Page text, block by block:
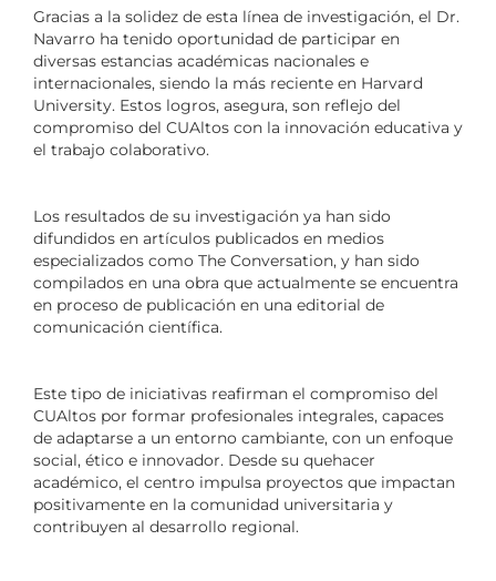
Gracias a la solidez de esta línea de investigación, el Dr.
Navarro ha tenido oportunidad de participar en
diversas estancias académicas nacionales e
internacionales, siendo la más reciente en Harvard
University. Estos logros, asegura, son reflejo del
compromiso del CUAltos con la innovación educativa y
el trabajo colaborativo.
Los resultados de su investigación ya han sido
difundidos en artículos publicados en medios
especializados como The Conversation, y han sido
compilados en una obra que actualmente se encuentra
en proceso de publicación en una editorial de
comunicación científica.
Este tipo de iniciativas reafirman el compromiso del
CUAltos por formar profesionales integrales, capaces
de adaptarse a un entorno cambiante, con un enfoque
social, ético e innovador. Desde su quehacer
académico, el centro impulsa proyectos que impactan
positivamente en la comunidad universitaria y
contribuyen al desarrollo regional.